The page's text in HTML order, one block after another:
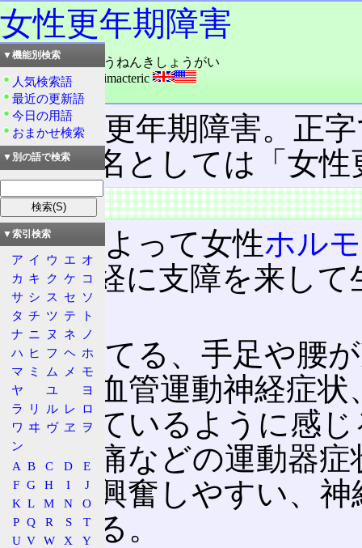
女性更年期障害
読み：じょせいこうねんきしょうがい
外語：the female climacteric
品詞：名詞
女性の更年期障害。正
が、病名としては「女
病態
閉経によって女性ホル
自律神経に支障を来し
と。
顔がほてる、手足や腰
などの血管運動神経症
が張っているように感
りや腰痛などの運動器
ない、興奮しやすい、
が起こる。
▼機能別検索
人気検索語
最近の更新語
今日の用語
おまかせ検索
▼別の語で検索
▼索引検索
ア イ ウ エ オ
カ キ ク ケ コ
サ シ ス セ ソ
タ チ ツ テ
ト
ナ ニ ヌ ネ
ノ
ハ ヒ フ ヘ ホ
マ ミ ム メ
モ
ヤ
ユ
ヨ
ラ
リ ル レ ロ
ワ ヰ ヴ ヱ
ヲ
ン
A B C D
E
F G H I
J
K L M N
O
P Q R S
T
U V W X
Y